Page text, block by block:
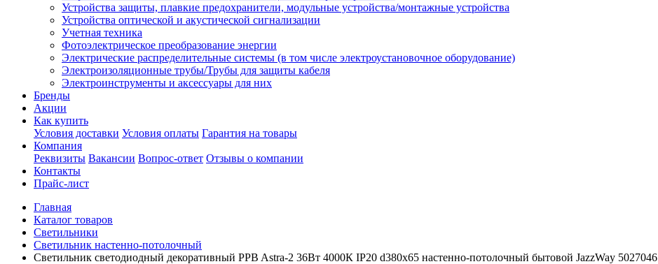
Устройства защиты, плавкие предохранители, модульные устройства/монтажные устройства
Устройства оптической и акустической сигнализации
Учетная техника
Фотоэлектрическое преобразование энергии
Электрические распределительные системы (в том числе электроустановочное оборудование)
Электроизоляционные трубы/Трубы для защиты кабеля
Электроинструменты и аксессуары для них
Бренды
Акции
Как купить
Условия доставки Условия оплаты Гарантия на товары
Компания
Реквизиты Вакансии Вопрос-ответ Отзывы о компании
Контакты
Прайс-лист
Главная
Каталог товаров
Светильники
Светильник настенно-потолочный
Светильник светодиодный декоративный PPB Astra-2 36Вт 4000К IP20 d380х65 настенно-потолочный бытовой JazzWay 5027046